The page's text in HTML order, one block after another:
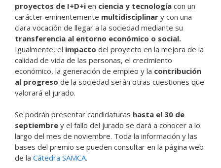
proyectos de I+D+i en ciencia y tecnología con un
carácter eminentemente multidisciplinar y con una
clara vocación de llegar a la sociedad mediante su
transferencia al entorno económico o social.
Igualmente, el impacto del proyecto en la mejora de la
calidad de vida de las personas, el crecimiento
económico, la generación de empleo y la contribución
al progreso de la sociedad serán otras cuestiones que
valorará el jurado.
Se podrán presentar candidaturas hasta el 30 de
septiembre y el fallo del jurado se dará a conocer a lo
largo del mes de noviembre. Toda la información y las
bases del premio se pueden consultar en la página web
de la Cátedra SAMCA.